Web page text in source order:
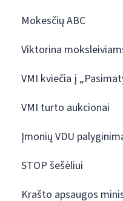
Mokesčių ABC
Viktorina
VMI kviečia į
VMI turto aukcionai
Įmonių VDU
STOP šešėliui
Krašto apsaugos